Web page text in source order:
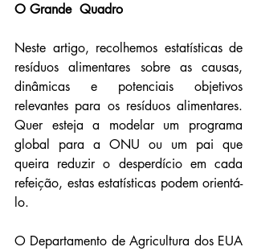
O Grande  Quadro
Neste artigo, recolhemos estatísticas de
resíduos alimentares sobre as causas,
dinâmicas e potenciais objetivos
relevantes para os resíduos alimentares.
Quer esteja a modelar um programa
global para a ONU ou um pai que
queira reduzir o desperdício em cada
refeição, estas estatísticas podem orientá-
lo.
O Departamento de Agricultura dos EUA